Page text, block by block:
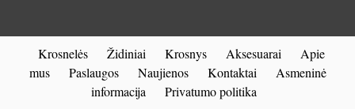
Krosnelės Židiniai Krosnys Aksesuarai
Apie
mus
Paslaugos Naujienos Kontaktai
Asmeninė
informacija
Privatumo politika